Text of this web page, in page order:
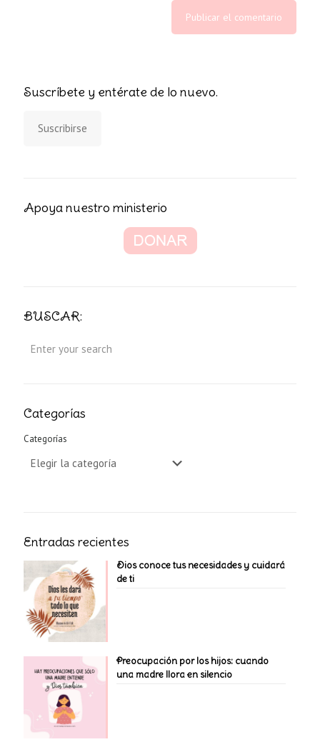
Suscríbete y entérate de lo nuevo.
Suscribirse
Apoya nuestro ministerio
BUSCAR:
Categorías
Categorías
Entradas recientes
Dios conoce tus necesidades y cuidará
de ti
Preocupación por los hijos: cuando
una madre llora en silencio